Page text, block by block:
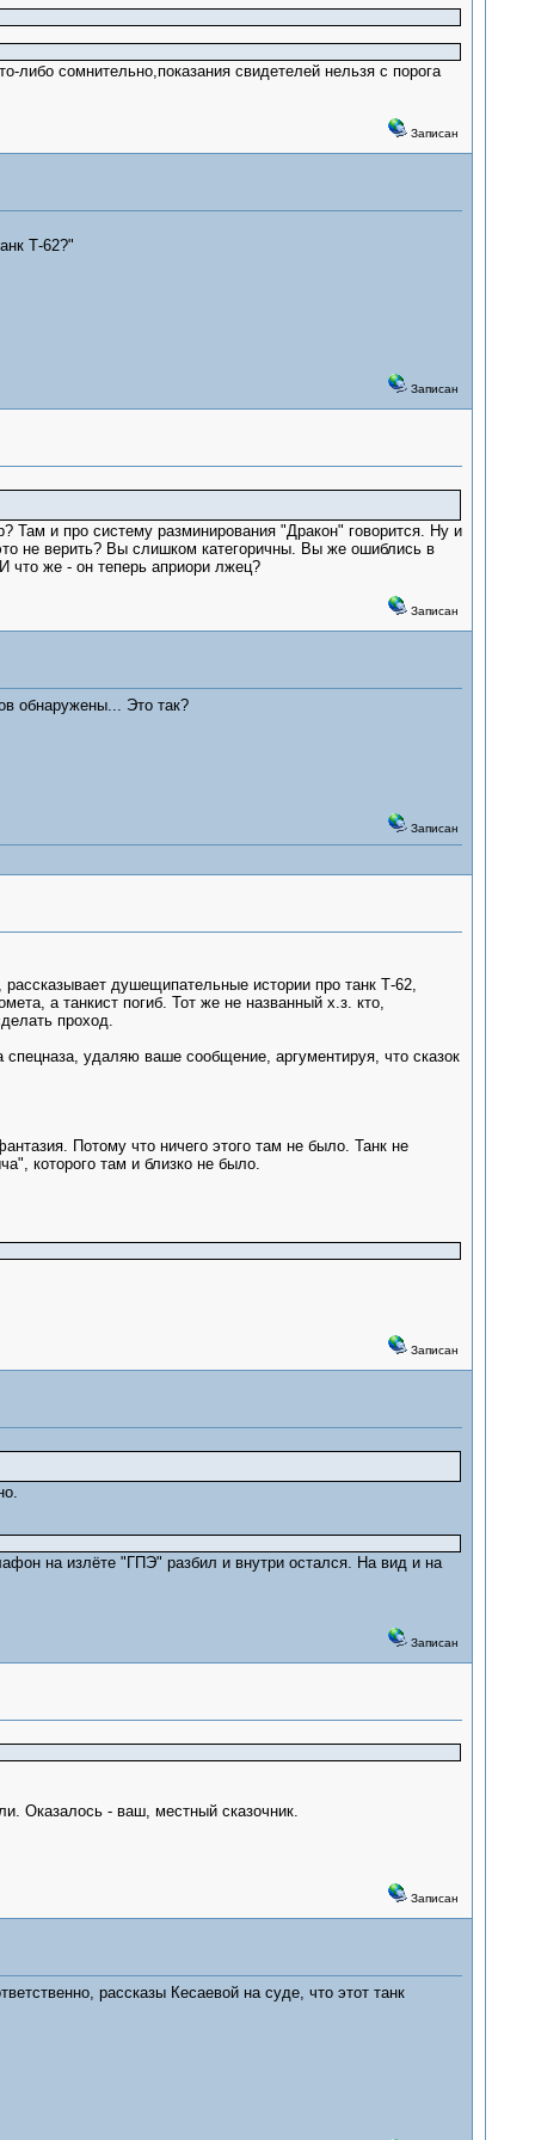
сомнительно,показания свидетелей нельзя с порога
Записан
Т-62?"
Записан
Там и про систему разминирования "Дракон" говорится. Ну и
не верить? Вы слишком категоричны. Вы же ошиблись в
что же - он теперь априори лжец?
Записан
обнаружены... Это так?
Записан
душещипательные истории про танк Т-62,
а танкист погиб. Тот же не названный х.з. кто,
проход.
удаляю ваше сообщение, аргументируя, что сказок
Потому что ничего этого там не было. Танк не
которого там и близко не было.
Записан
на излёте "ГПЭ" разбил и внутри остался. На вид и на
Записан
Оказалось - ваш, местный сказочник.
Записан
рассказы Кесаевой на суде, что этот танк